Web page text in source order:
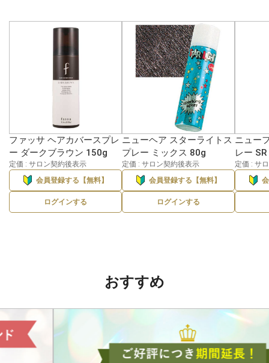
ファッサ ヘアカバースプレ
ー ダークブラウン 150g
定価 : サロン契約後表示
会員登録する【無料】
ログインする
ニューヘア スターライトス
プレー ミックス 80g
定価 : サロン契約後表示
会員登録する【無料】
ログインする
ニュー
レー
定価 : サ
おすすめ